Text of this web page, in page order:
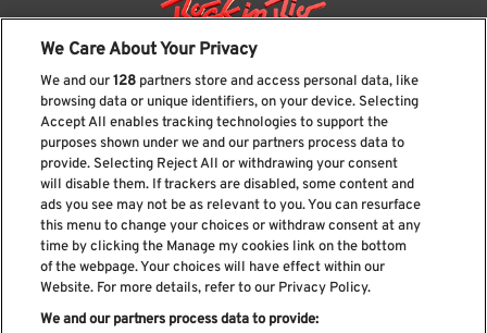
Suscríbase a nuestro boletín
He leído y acepto el Política de privacidad
We Care About Your Privacy
We and our128 partners store and access personal data, like
browsing data or unique identifiers, on your device. Selecting
Accept All enables tracking technologies to support the
purposes shown under we and our partners process data to
provide. Selecting Reject All or withdrawing your consent
will disable them. If trackers are disabled, some content and
ads you see may not be as relevant to you. You can resurface
this menu to change your choices or withdraw consent at any
time by clicking the Manage my cookies link on the bottom
of the webpage. Your choices will have effect within our
Website. For more details, refer to our Privacy Policy.
We and our partners process data to provide: